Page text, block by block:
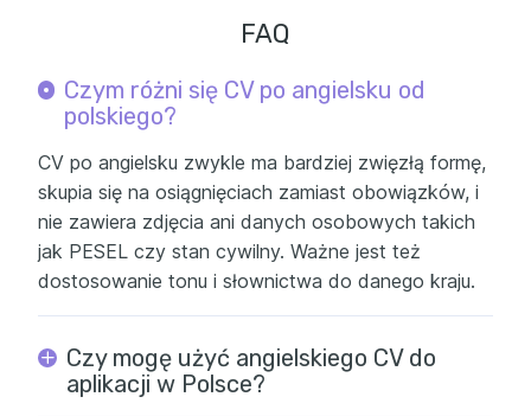
FAQ
Czym różni się CV po angielsku od
polskiego?
CV po angielsku zwykle ma bardziej zwięzłą formę,
skupia się na osiągnięciach zamiast obowiązków, i
nie zawiera zdjęcia ani danych osobowych takich
jak PESEL czy stan cywilny. Ważne jest też
dostosowanie tonu i słownictwa do danego kraju.
Czy mogę użyć angielskiego CV do
aplikacji w Polsce?